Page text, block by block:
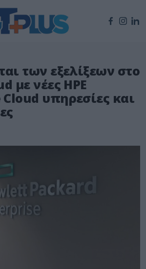
των εξελίξεων στο
με νέες HPE
υπηρεσίες και